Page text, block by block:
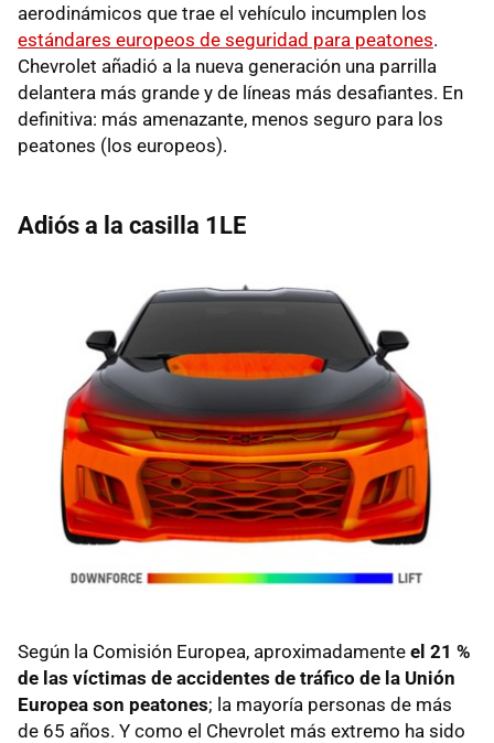
aerodinámicos que trae el vehículo incumplen los
estándares europeos de seguridad para peatones.
Chevrolet añadió a la nueva generación una parrilla
delantera más grande y de líneas más desafiantes. En
definitiva: más amenazante, menos seguro para los
peatones (los europeos).
Adiós a la casilla 1LE
Según la Comisión Europea, aproximadamente el 21 %
de las víctimas de accidentes de tráfico de la Unión
Europea son peatones; la mayoría personas de más
de 65 años. Y como el Chevrolet más extremo ha sido